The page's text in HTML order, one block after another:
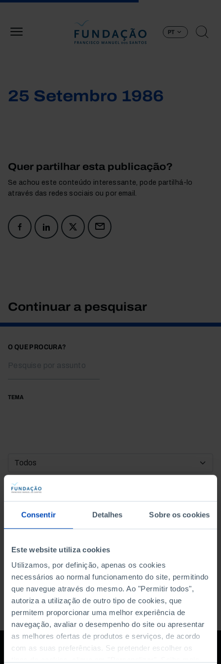
Consentir Detalhes Sobre os cookies
Este website utiliza cookies
Utilizamos, por definição, apenas os cookies
necessários ao normal funcionamento do site, permitindo
que navegue através do mesmo. Ao "Permitir todos",
autoriza a utilização de outro tipo de cookies, que
permitem proporcionar uma melhor experiência de
navegação, avaliar o desempenho do site ou apresentar
as melhores ofertas de produtos e serviços, de acordo
com as suas preferências. Se pretender escolher os
PT
25 Setembro 1986
Quer partilhar esta publicação?
Se achou este conteúdo interessante, pode partilhá-lo
através das redes sociais ou por email.
Continuar a pesquisar
O QUE PROCURA?
TEMA
DATA DE INÍCIO
DATA DE FIM